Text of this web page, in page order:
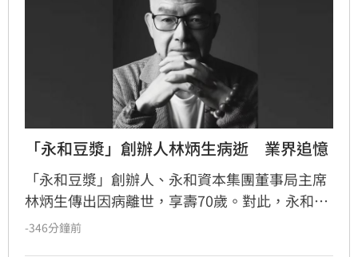
「永和豆漿」創辦人林炳生病逝　業界追憶
「永和豆漿」創辦人、永和資本集團董事局主席
林炳生傳出因病離世，享壽70歲。對此，永和資
本集團今（8）日發布訃告證實，林炳生昨（7）
-346分鐘前